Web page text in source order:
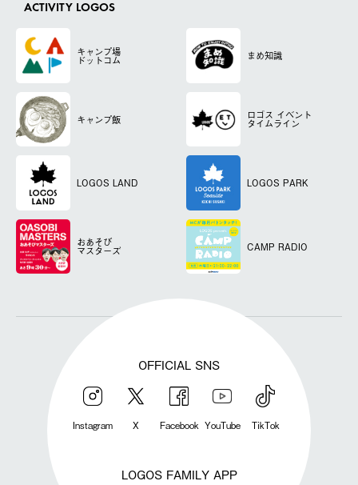
ACTIVITY LOGOS
キャンプ場
ドットコム まめ知識
キャンプ飯 ロゴス イベント
タイムライン
LOGOS LAND LOGOS PARK
おあそび
マスターズ CAMP RADIO
OFFICIAL SNS
Instagram X Facebook YouTube TikTok
LOGOS FAMILY APP